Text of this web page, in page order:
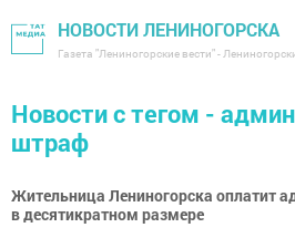
НОВОСТИ ЛЕНИНОГОРСКА
Газета "Лениногорские вести" -
Новости с тегом -
штраф
Жительница Лениногорска оплатит
в десятикратном размере